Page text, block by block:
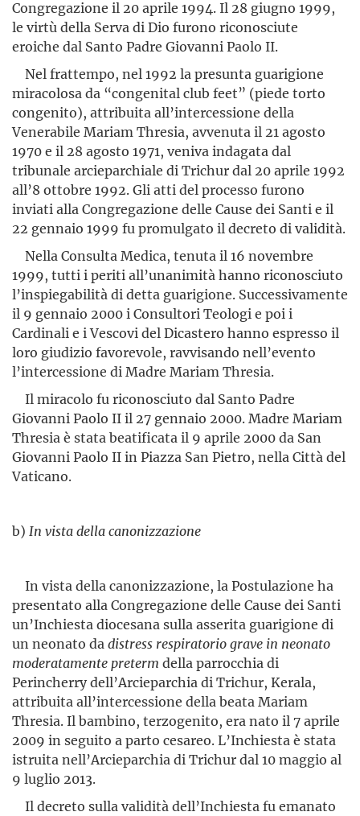
Congregazione il 20 aprile 1994. Il 28 giugno 1999,
le virtù della Serva di Dio furono riconosciute
eroiche dal Santo Padre Giovanni Paolo II.
Nel frattempo, nel 1992 la presunta guarigione
miracolosa da “congenital club feet” (piede torto
congenito), attribuita all’interces­sione della
Venerabile Mariam Thresia, avvenuta il 21 agosto
1970 e il 28 agosto 1971, veniva indagata dal
tribunale arcieparchiale di Trichur dal 20 aprile 1992
all’8 ottobre 1992. Gli atti del processo furono
inviati alla Congregazione delle Cause dei Santi e il
22 gennaio 1999 fu promulgato il decreto di validità.
Nella Consulta Medica, tenuta il 16 novembre
1999, tutti i periti all’unanimità hanno riconosciuto
l’inspiegabilità di detta guarigione. Successivamente
il 9 gennaio 2000 i Consultori Teologi e poi i
Cardinali e i Vescovi del Dicastero hanno espresso il
loro giudizio favorevole, ravvisando nell’evento
l’intercessione di Madre Mariam Thresia.
Il miracolo fu riconosciuto dal Santo Padre
Giovanni Paolo II il 27 gennaio 2000. Madre Mariam
Thresia è stata beatificata il 9 aprile 2000 da San
Giovanni Paolo II in Piazza San Pietro, nella Città del
Vaticano.
b) In vista della canonizzazione
In vista della canonizzazione, la Postulazione ha
presentato alla Congregazione delle Cause dei Santi
un’Inchiesta diocesana sulla asserita guarigione di
un neonato dadistress respiratorio grave in neonato
moderatamente preterm della parrocchia di
Perincherry dell’Arcieparchia di Trichur, Kerala,
attribuita all’intercessione della beata Mariam
Thresia. Il bambino, terzogenito, era nato il 7 aprile
2009 in seguito a parto cesareo. L’Inchiesta è stata
istruita nel­l’Arcie­parchia di Trichur dal 10 maggio al
9 luglio 2013.
Il decreto sulla validità dell’Inchiesta fu emanato